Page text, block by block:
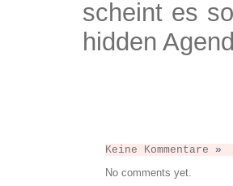
scheint es
hidden
Keine Kommentare »
No comments yet.